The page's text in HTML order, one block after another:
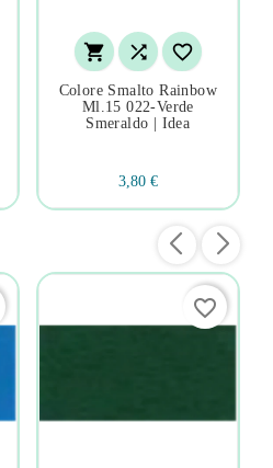
  
Colore Smalto Rainbow
Ml.15 022-Verde
Smeraldo | Idea
3,80 €
favorite_border